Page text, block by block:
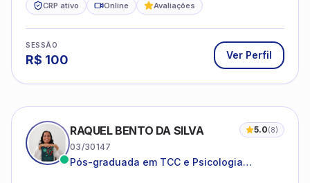
CRP ativo Online Avaliações
SESSÃO
R$ 100 Ver Perfil
RAQUEL BENTO DA SILVA 5.0(8)
03/30147
Pós-graduada em TCC e Psicologia